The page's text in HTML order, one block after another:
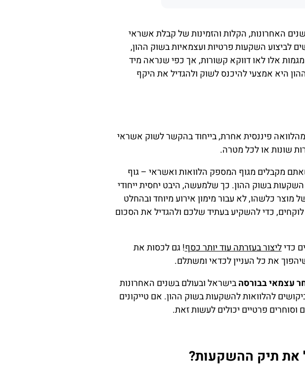
האחרונות, הקלות והזמינות של קבלת אשראי
לביצוע השקעות פרטיות ועצמאיות בשוק ההון,
אלו לאו דווקא קשורות, אך כפי שנראה מיד
היא אמצעי להיכנס לשוק ולהגדיל את היקף
פיננסית אחרת, בייחוד בהקשר לשוק אשראי
שונות או לכל מטרה.
מקבלים מגוף המספק הלוואות ואשראי – גוף
בשוק ההון. כך שלמעשה, היבט יחסית ייחודי
כלשהו, לא עבור מימון אירוע מיוחד ובהחלט
כדי להשקיע בעתיד שלכם ולהגדיל את הסכום
כדיליצור בעזרתה עוד יותר כסף! גם לכסות את
את כל העניין לכדאי ומשתלם.
עצמאי בבורסהבישראל ובעולם בשנים האחרונות
להלוואות להשקעות בשוק ההון. אם טייקונים
פרטיים יכולים לעשות זאת.
את תיק ההשקעות?